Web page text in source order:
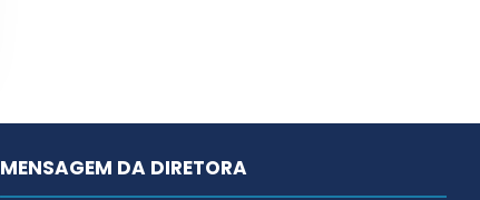
MENSAGEM DA DIRETORA